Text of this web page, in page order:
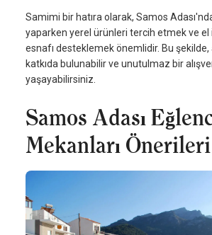
Samimi bir hatıra olarak, Samos
yaparken yerel ürünleri tercih etmek ve el
esnafı desteklemek önemlidir. Bu şekilde,
katkıda bulunabilir ve unutulmaz bir
yaşayabilirsiniz.
Samos Adası
Mekanları Önerileri